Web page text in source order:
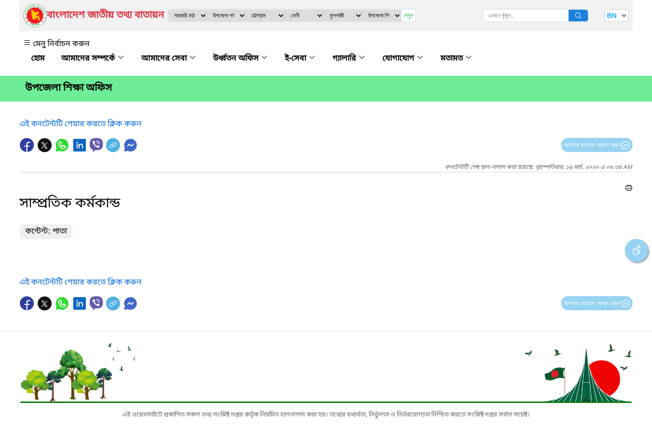
বাংলাদেশ জাতীয় তথ্য বাতায়ন দেখুন BN
মেনু নির্বাচন করুন
আমাদের সম্পর্কে
আমাদের সেবা উর্ধ্বতন অফিস ই-সেবা গ্যালারি যোগাযোগ মতামত
উপজেলা শিক্ষা অফিস
এই কনটেন্টটি শেয়ার করতে ক্লিক করুন
আপনার মতামত প্রদান করুন
কনটেন্টটি শেষ হাল-নাগাদ করা হয়েছে: বৃহস্পতিবার, ১৯ মার্চ, ২০২০ এ ০৬:৩৪ AM
সাম্প্রতিক কর্মকান্ড
কন্টেন্ট: পাতা
এই কনটেন্টটি শেয়ার করতে ক্লিক করুন
আপনার মতামত প্রদান করুন
এই ওয়েবসাইটে প্রকাশিত সকল তথ্য সংশ্লিষ্ট দপ্তর কর্তৃক নিয়মিত হালনাগাদ করা হয়। তথ্যের যথার্থতা, নির্ভুলতা ও নির্ভরযোগ্যতা নিশ্চিত করতে সংশ্লিষ্ট দপ্তর সর্বদা সচেষ্ট।